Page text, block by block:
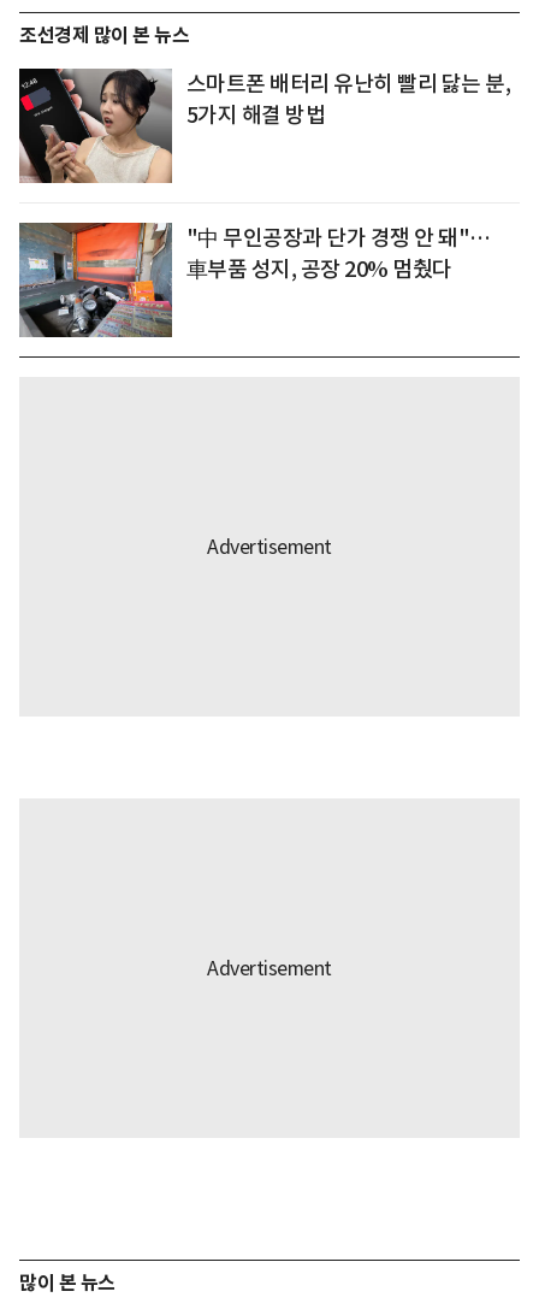
조선경제 많이 본 뉴스
스마트폰 배터리 유난히 빨리 닳는 분,
5가지 해결 방법
"中 무인공장과 단가 경쟁 안 돼"…
車부품 성지, 공장 20% 멈췄다
많이 본 뉴스